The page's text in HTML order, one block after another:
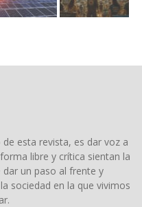
esta revista, es dar voz a
libre y crítica sientan la
dar un paso al frente y
sociedad en la que vivimos